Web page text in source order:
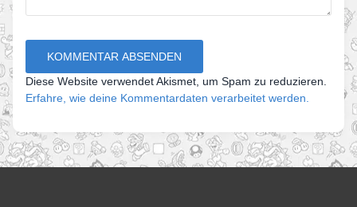
Diese Website verwendet Akismet, um Spam zu reduzieren.
Erfahre, wie deine Kommentardaten verarbeitet werden.